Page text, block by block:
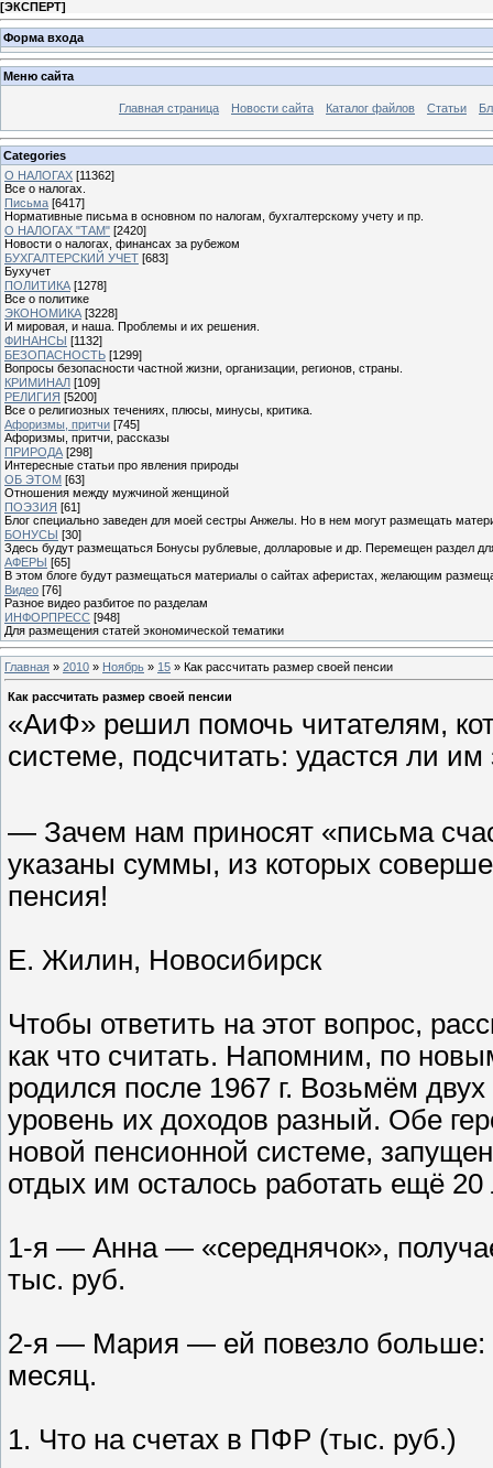
[ЭКСПЕРТ]
Форма входа
Меню сайта
Главная страница Новости сайта Каталог файлов Статьи
Categories
О НАЛОГАХ [11362]
Все о налогах.
Письма [6417]
Нормативные письма в основном по налогам, бухгалтерскому учету и пр.
О НАЛОГАХ "ТАМ" [2420]
Новости о налогах, финансах за рубежом
БУХГАЛТЕРСКИЙ УЧЕТ [683]
Бухучет
ПОЛИТИКА [1278]
Все о политике
ЭКОНОМИКА [3228]
И мировая, и наша. Проблемы и их решения.
ФИНАНСЫ [1132]
БЕЗОПАСНОСТЬ [1299]
Вопросы безопасности частной жизни, организации, регионов, страны.
КРИМИНАЛ [109]
РЕЛИГИЯ [5200]
Все о религиозных течениях, плюсы, минусы, критика.
Афоризмы, притчи [745]
Афоризмы, притчи, рассказы
ПРИРОДА [298]
Интересные статьи про явления природы
ОБ ЭТОМ [63]
Отношения между мужчиной женщиной
ПОЭЗИЯ [61]
Блог специально заведен для моей сестры Анжелы. Но в нем могут размещать
БОНУСЫ [30]
Здесь будут размещаться Бонусы рублевые, долларовые и др. Перемещен раздел
АФЕРЫ [65]
В этом блоге будут размещаться материалы о сайтах аферистах, желающим
Видео [76]
Разное видео разбитое по разделам
ИНФОРПРЕСС [948]
Для размещения статей экономической тематики
Главная » 2010 » Ноябрь » 15 » Как рассчитать размер своей пенсии
Как рассчитать размер своей пенсии
«АиФ» решил помочь читателям,
системе, подсчитать: удастся ли
— Зачем нам приносят «письма
указаны суммы, из которых
пенсия!
Е. Жилин, Новосибирск
Чтобы ответить на этот вопрос,
как что считать. Напомним, по
родился после 1967 г. Возьмём
уровень их доходов разный. Обе
новой пенсионной системе,
отдых им осталось работать ещё 20
1-я — Анна — «середнячок»,
тыс. руб.
2-я — Мария — ей повезло больше:
месяц.
1. Что на счетах в ПФР (тыс. руб.)